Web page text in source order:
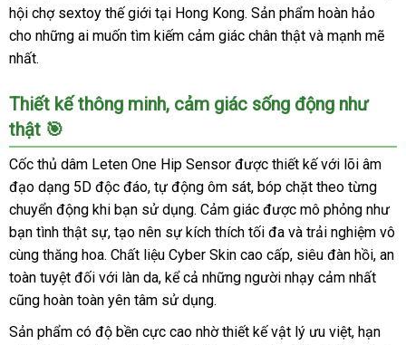
hội chợ sextoy thế giới tại Hong Kong. Sản phẩm hoàn hảo
cho những ai muốn tìm kiếm cảm giác chân thật và mạnh mẽ
nhất.
Thiết kế thông minh, cảm giác sống động như
thật 🎯
Cốc thủ dâm Leten One Hip Sensor được thiết kế với lõi âm
đạo dạng 5D độc đáo, tự động ôm sát, bóp chặt theo từng
chuyển động khi bạn sử dụng. Cảm giác được mô phỏng như
bạn tình thật sự, tạo nên sự kích thích tối đa và trải nghiệm vô
cùng thăng hoa. Chất liệu Cyber Skin cao cấp, siêu đàn hồi, an
toàn tuyệt đối với làn da, kể cả những người nhạy cảm nhất
cũng hoàn toàn yên tâm sử dụng.
Sản phẩm có độ bền cực cao nhờ thiết kế vật lý ưu việt, hạn